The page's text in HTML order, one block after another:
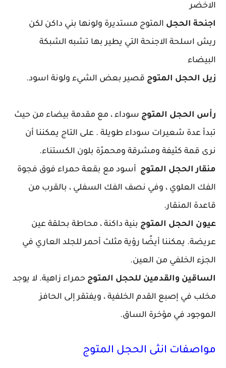
الاخضر
اجنحة الحجل المتوج مستديرة ولونها بني داكن لكن
ريش اسلحة الاجنحة التي يطير بها تشبه الشبكة
البيضاء
زيل الحجل المتوج قصير بعض الشيء ولونة اسود.
رأس الحجل المتوج سوداء ، مع مقدمة بيضاء من حيث
تبدأ عدة شعيرات سوداء طويلة . على التاج يمكننا أن
نرى قمة كثيفة ومشرقة ومحمرّة بلون الكستناء.
منقار الحجل المتوج أسود مع بقعة حمراء فوق فجوة
الفك العلوي ، وفي نصف الفك السفلي ، بالقرب من
قاعدة المنقار.
عيون الحجل المتوج بنية داكنة ، محاطة بحلقة عين
عريضة. يمكننا أيضًا رؤية مثلث أحمر للجلد العاري في
الجزء الخلفي من العين.
الساقين والقدمين للحجل المتوج حمراء زاهية. لا يوجد
مخلب في إصبع القدم الخلفية ، ويفتقر إلى الحافز
الموجود في مؤخرة الساق.
مواصفات انثى الحجل المتوج